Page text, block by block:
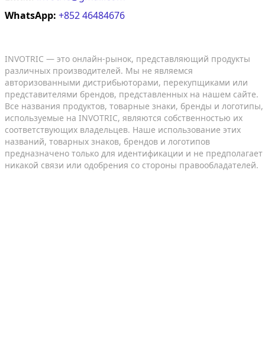
WhatsApp: +852 46484676
INVOTRIC — это онлайн-рынок, представляющий продукты
различных производителей. Мы не являемся
авторизованными дистрибьюторами, перекупщиками или
представителями брендов, представленных на нашем сайте.
Все названия продуктов, товарные знаки, бренды и логотипы,
используемые на INVOTRIC, являются собственностью их
соответствующих владельцев. Наше использование этих
названий, товарных знаков, брендов и логотипов
предназначено только для идентификации и не предполагает
никакой связи или одобрения со стороны правообладателей.